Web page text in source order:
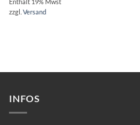
war:
44,90€
Enthält 19% Mwst
zzgl. Versand
INFOS